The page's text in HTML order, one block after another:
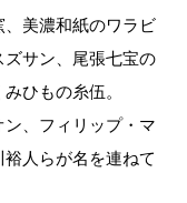
美濃和紙のワラビ
サン、尾張七宝の
ひもの糸伍。
、フィリップ・マ
人らが名を連ねて